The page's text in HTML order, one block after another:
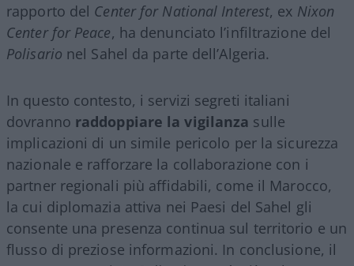
rapporto del Center for National Interest, ex Nixon
Center for Peace, ha denunciato l’infiltrazione del
Polisario nel Sahel da parte dell’Algeria.
In questo contesto, i servizi segreti italiani
dovranno raddoppiare la vigilanza sulle
implicazioni di un simile pericolo per la sicurezza
nazionale e rafforzare la collaborazione con i
partner regionali più affidabili, come il Marocco,
la cui diplomazia attiva nei Paesi del Sahel gli
consente una presenza continua sul territorio e un
flusso di preziose informazioni. In conclusione, il